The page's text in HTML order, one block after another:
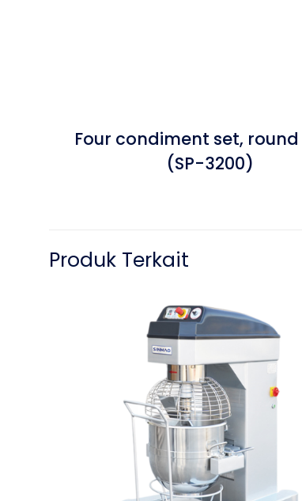
Four condiment set,
(SP-3200)
Produk Terkait